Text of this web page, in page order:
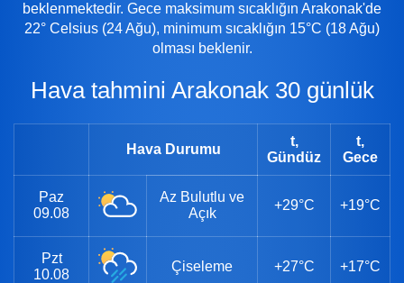
beklenmektedir. Gece maksimum sıcaklığın Arakonak'de
22° Celsius (24 Ağu), minimum sıcaklığın 15°C (18 Ağu)
olması beklenir.
Hava tahmini Arakonak 30 günlük
Hava Durumu
t,
Gündüz
t,
Gece
Paz
09.08
Az Bulutlu ve
Açık
+29°C +19°C
Pzt
10.08
Çiseleme +27°C +17°C